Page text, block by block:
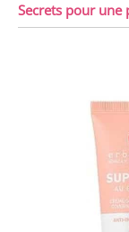
Secrets pour une